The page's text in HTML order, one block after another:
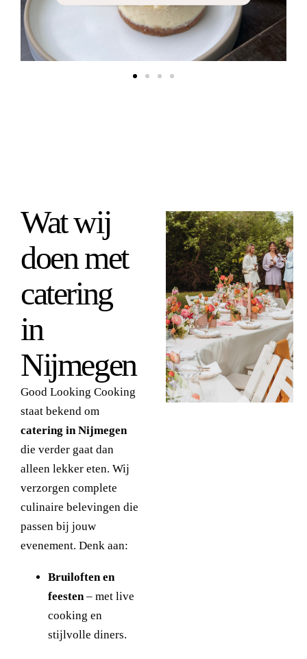
Wat wij
doen met
catering
in
Nijmegen
Good Looking Cooking
staat bekend om
catering in Nijmegen
die verder gaat dan
alleen lekker eten. Wij
verzorgen complete
culinaire belevingen die
passen bij jouw
evenement. Denk aan:
Bruiloften en
feesten– met live
cooking en
stijlvolle diners.